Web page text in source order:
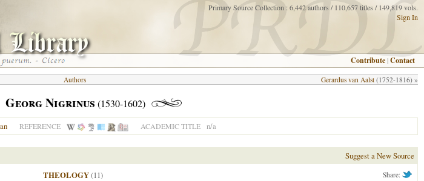
Primary Source Collection : 6,442 authors / 110,657 titles / 149,819 vols.
Sign In
Contribute |Contact
Gerardus van Aalst (1752-1816) »
Authors
Georg Nigrinus (1530-1602)
REFERENCE ACADEMIC TITLE n/a
Suggest a New Source
Share:
THEOLOGY(11)